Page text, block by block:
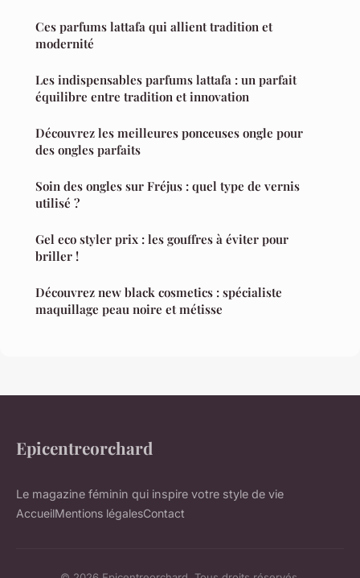
Ces parfums lattafa qui allient tradition et
modernité
Les indispensables parfums lattafa : un parfait
équilibre entre tradition et innovation
Découvrez les meilleures ponceuses ongle pour
des ongles parfaits
Soin des ongles sur Fréjus : quel type de vernis
utilisé ?
Gel eco styler prix : les gouffres à éviter pour
briller !
Découvrez new black cosmetics : spécialiste
maquillage peau noire et métisse
Epicentreorchard
Le magazine féminin qui inspire votre style de vie
AccueilMentions légalesContact